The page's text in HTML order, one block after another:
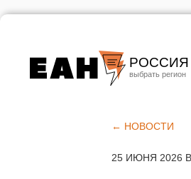
РОССИЯ
Челябинск
← НОВОСТИ
25 ИЮНЯ 2026 В